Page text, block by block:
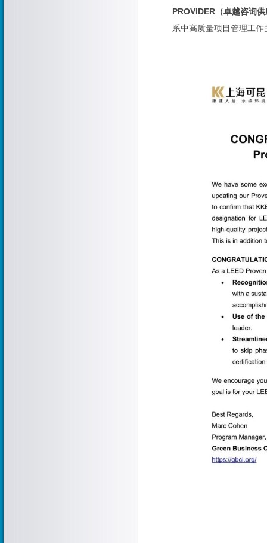
PROVIDER（卓越咨询
系中高质量项目管理工作